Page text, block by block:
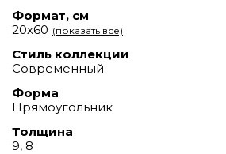
Формат, см
20х60 (показать все)
Стиль коллекции
Современный
Форма
Прямоугольник
Толщина
9, 8